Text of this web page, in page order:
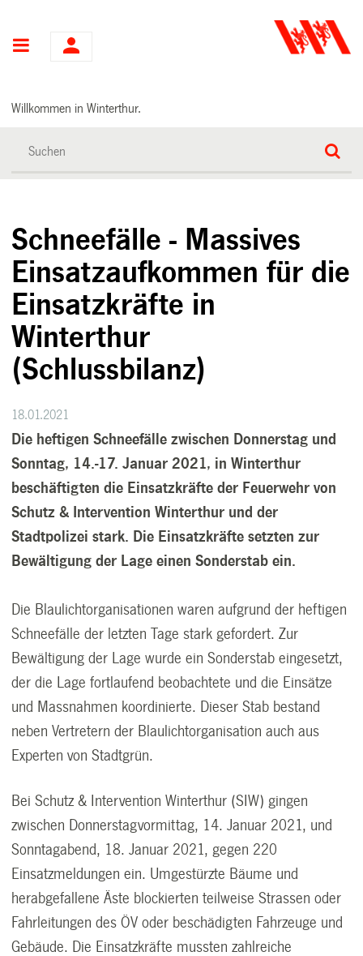
Hauptnavigation
Willkommen in Winterthur.
Schneefälle - Massives
Einsatzaufkommen für die
Einsatzkräfte in
Winterthur
(Schlussbilanz)
18.01.2021
Die heftigen Schneefälle zwischen Donnerstag und
Sonntag, 14.-17. Januar 2021, in Winterthur
beschäftigten die Einsatzkräfte der Feuerwehr von
Schutz & Intervention Winterthur und der
Stadtpolizei stark. Die Einsatzkräfte setzten zur
Bewältigung der Lage einen Sonderstab ein.
Die Blaulichtorganisationen waren aufgrund der heftigen
Schneefälle der letzten Tage stark gefordert. Zur
Bewältigung der Lage wurde ein Sonderstab eingesetzt,
der die Lage fortlaufend beobachtete und die Einsätze
und Massnahmen koordinierte. Dieser Stab bestand
neben Vertretern der Blaulichtorganisation auch aus
Experten von Stadtgrün.
Bei Schutz & Intervention Winterthur (SIW) gingen
zwischen Donnerstagvormittag, 14. Januar 2021, und
Sonntagabend, 18. Januar 2021, gegen 220
Einsatzmeldungen ein. Umgestürzte Bäume und
herabgefallene Äste blockierten teilweise Strassen oder
Fahrleitungen des ÖV oder beschädigten Fahrzeuge und
Gebäude. Die Einsatzkräfte mussten zahlreiche